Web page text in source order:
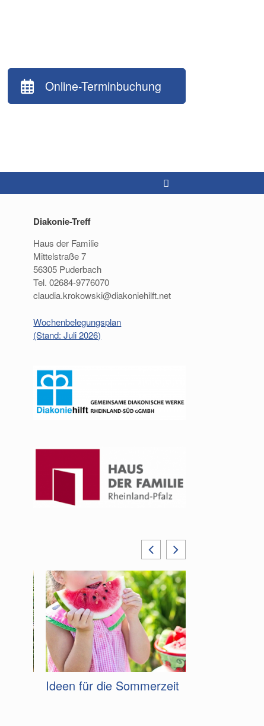
Online-Terminbuchung
Diakonie-Treff
Haus der Familie
Mittelstraße 7
56305 Puderbach
Tel. 02684-9776070
claudia.krokowski@diakoniehilft.net
Wochenbelegungsplan
(Stand: Juli 2026)
Ideen für die Sommerzeit